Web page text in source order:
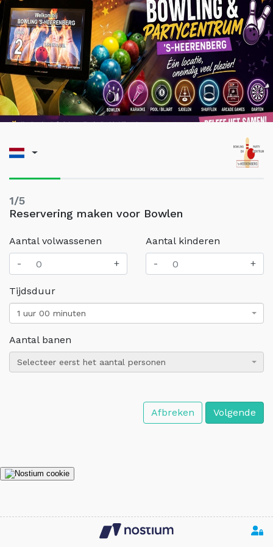
1/5
Reservering maken voor Bowlen
Aantal volwassenen
-
+
Aantal kinderen
-
+
Tijdsduur
1 uur 00 minuten
Aantal banen
Selecteer eerst het aantal personen
Afbreken Volgende